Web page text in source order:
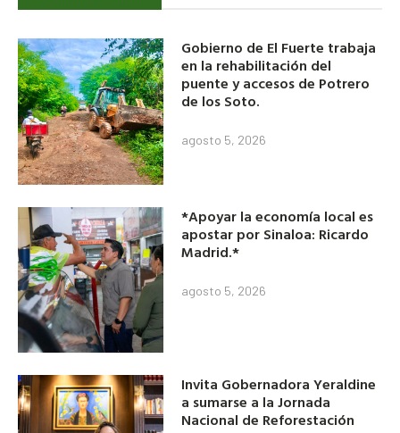
Gobierno de El Fuerte trabaja
en la rehabilitación del
puente y accesos de Potrero
de los Soto.
agosto 5, 2026
*Apoyar la economía local es
apostar por Sinaloa: Ricardo
Madrid.*
agosto 5, 2026
Invita Gobernadora Yeraldine
a sumarse a la Jornada
Nacional de Reforestación